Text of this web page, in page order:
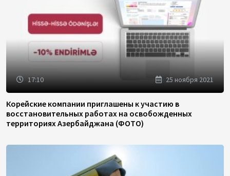
17:10 25 ноября 2021
Корейские компании приглашены к участию в
восстановительных работах на освобожденных
территориях Азербайджана (ФОТО)